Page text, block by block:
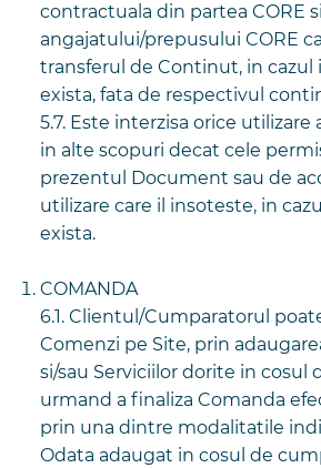
contractuala din partea CORE
angajatului/prepusului CORE
transferul de Continut, in cazul
exista, fata de respectivul
5.7. Este interzisa orice
in alte scopuri decat cele
prezentul Document sau de
utilizare care il insoteste, in
exista.
COMANDA
6.1. Clientul/Cumparatorul
Comenzi pe Site, prin
si/sau Serviciilor dorite in cosul
urmand a finaliza Comanda
prin una dintre modalitatile
Odata adaugat in cosul de